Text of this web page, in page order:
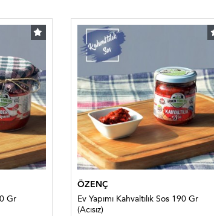
Gr
ÖZENÇ
Ev Yapımı Kahvaltılık Sos 190 Gr
(Acısız)